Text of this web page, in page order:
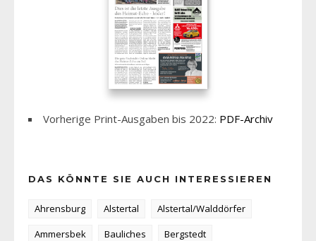
Vorherige Print-Ausgaben bis 2022: PDF-Archiv
DAS KÖNNTE SIE AUCH INTERESSIEREN
Ahrensburg Alstertal
Alstertal/Walddörfer
Ammersbek
Bauliches
Bergstedt